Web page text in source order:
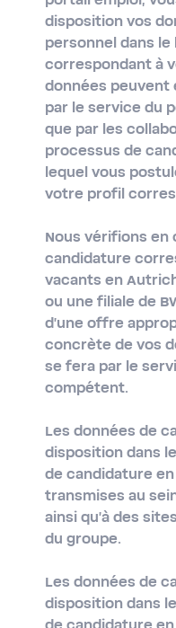
disposition vos
personnel dans
correspondant à
données
par le service du
que par les
processus de
lequel vous
votre profil
Nous vérifions en
candidature
vacants en
ou une filiale de
d'une offre
concrète de vos
se fera par le
compétent.
Les données de
disposition dans
de candidature
transmises au
ainsi qu'à des
du groupe.
Les données de
disposition dans